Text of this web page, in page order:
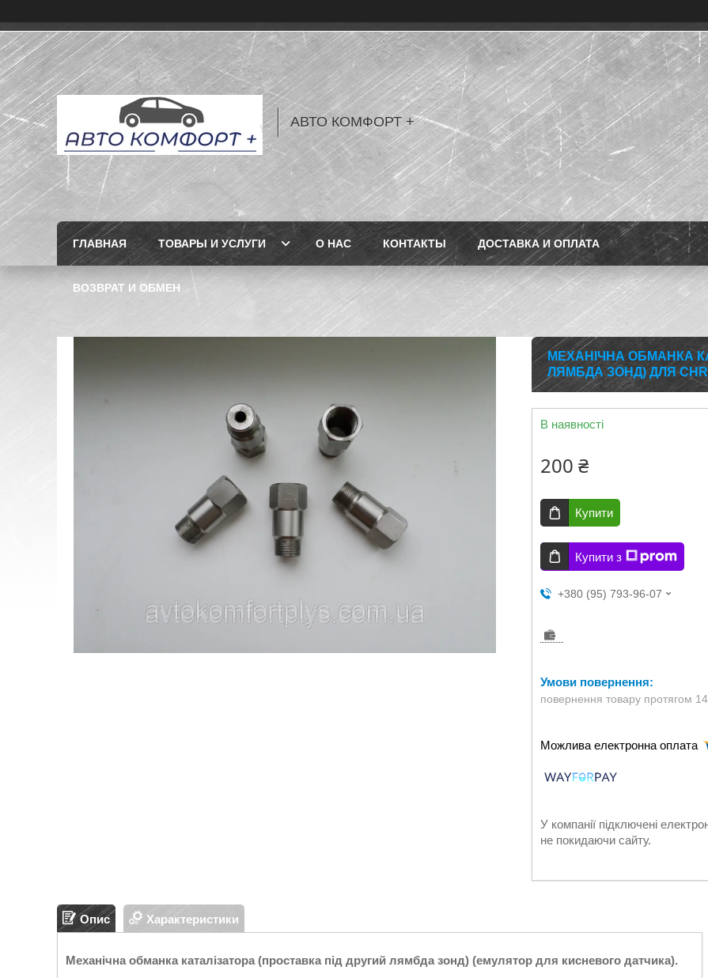
АВТО КОМФОРТ +
ГЛАВНАЯ ТОВАРЫ И УСЛУГИ О НАС КОНТАКТЫ ДОСТАВКА И ОПЛАТА
ВОЗВРАТ И ОБМЕН
МЕХАНІЧНА ОБМАНКА
ЛЯМБДА ЗОНД) ДЛЯ
В наявності
200 ₴
Купити
Купити з
+380 (95) 793-96-07
повернення товару протягом 14
У компанії підключені
не покидаючи сайту.
Опис Характеристики
Механічна обманка каталізатора (проставка під другий лямбда зонд) (емулятор для кисневого датчика).